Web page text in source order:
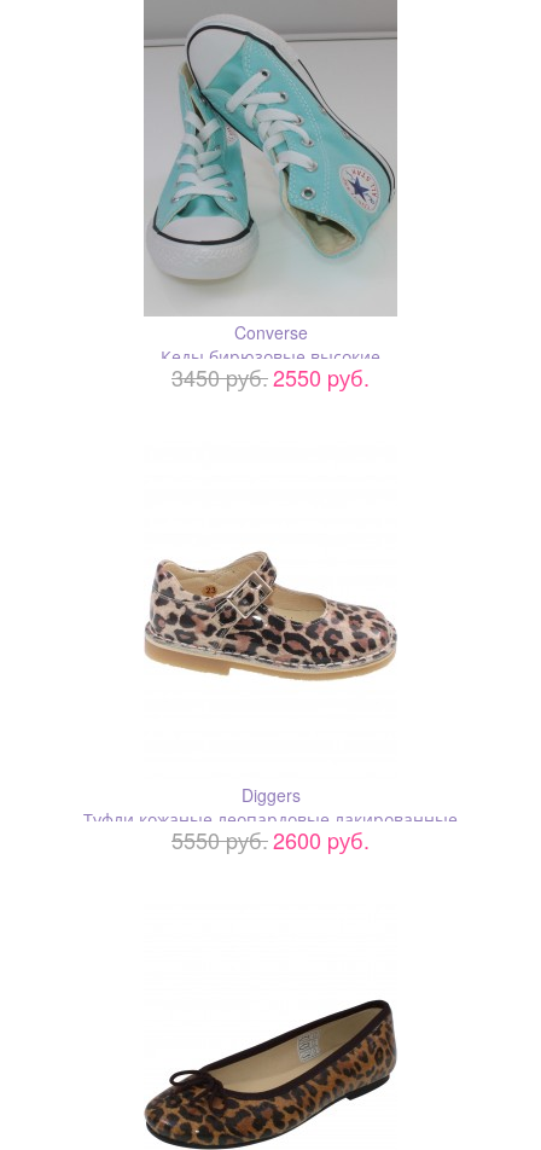
Converse
Кеды бирюзовые высокие
3450 pуб.2550 pуб.
Diggers
Туфли кожаные леопардовые лакированные
5550 pуб.2600 pуб.